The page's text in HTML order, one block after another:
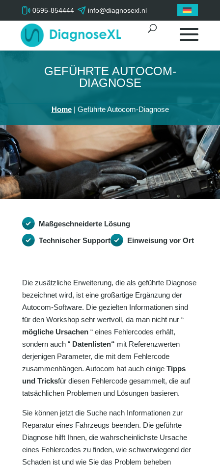
0595-854444 info@diagnosexl.nl
GEFÜHRTE AUTOCOM-
DIAGNOSE
Home| Geführte Autocom-Diagnose
Maßgeschneiderte Lösung
Technischer Support
Einweisung vor Ort
Die zusätzliche Erweiterung, die als geführte Diagnose
bezeichnet wird, ist eine großartige Ergänzung der
Autocom-Software. Die gezielten Informationen sind
für den Workshop sehr wertvoll, da man nicht nur “
mögliche Ursachen “ eines Fehlercodes erhält,
sondern auch “ Datenlisten“ mit Referenzwerten
derjenigen Parameter, die mit dem Fehlercode
zusammenhängen. Autocom hat auch einige Tipps
und Tricksfür diesen Fehlercode gesammelt, die auf
tatsächlichen Problemen und Lösungen basieren.
Sie können jetzt die Suche nach Informationen zur
Reparatur eines Fahrzeugs beenden. Die geführte
Diagnose hilft Ihnen, die wahrscheinlichste Ursache
eines Fehlercodes zu finden, wie schwerwiegend der
Schaden ist und wie Sie das Problem beheben